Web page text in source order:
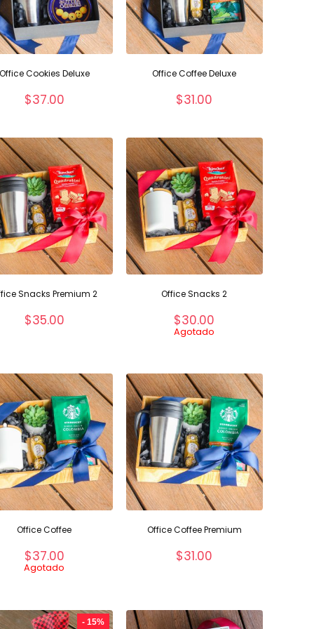
Office Cookies Deluxe
$37.00
Office Coffee Deluxe
$31.00
Snacks Premium 2
$35.00
Office Snacks 2
$30.00
Agotado
Office Coffee
$37.00
Agotado
Office Coffee Premium
$31.00
- 15%